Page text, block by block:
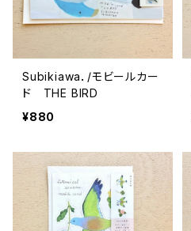
Subikiawa．/モビールカー
ド THE BIRD
¥880